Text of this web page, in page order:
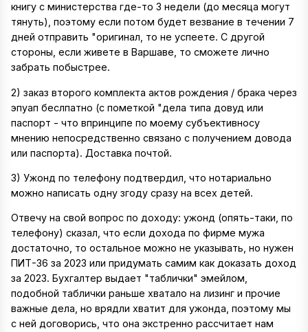
книгу с министерства где-то 3 недели (до месяца могут
тянуть), поэтому если потом будет везвание в течении 7
дней отправить "оригинал, то не успеете. С другой
стороны, если живете в Варшаве, то сможете лично
забрать побыстрее.
2) заказ второго комплекта актов рождения / брака через
эпуап беслпатно (с пометкой "дела типа довуд или
паспорт - что впринципе по моему субъективносу
мнению непосредственно связано с получением довода
или паспорта). Доставка почтой.
3) Ужонд по телефону подтвердил, что нотариально
можно написать одну згоду сразу на всех детей.
Отвечу на свой вопрос по доходу: ужонд (опять-таки, по
телефону) сказал, что если дохода по фирме мужа
достаточно, то остальное можно не указывать, но нужен
ПИТ-36 за 2023 или придумать самим как доказать доход
за 2023. Бухгалтер выдает "таблички" эмейлом,
подобной таблички раньше хватало на лизинг и прочие
важные дела, но врядли хватит для ужонда, поэтому мы
с ней договорись, что она экстренно рассчитает нам